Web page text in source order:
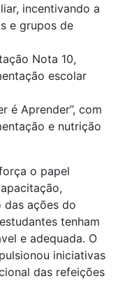
incentivando a
e grupos de
Nota 10,
escolar
é Aprender”, com
e nutrição
o papel
das ações do
tenham
e adequada. O
iniciativas
das refeições